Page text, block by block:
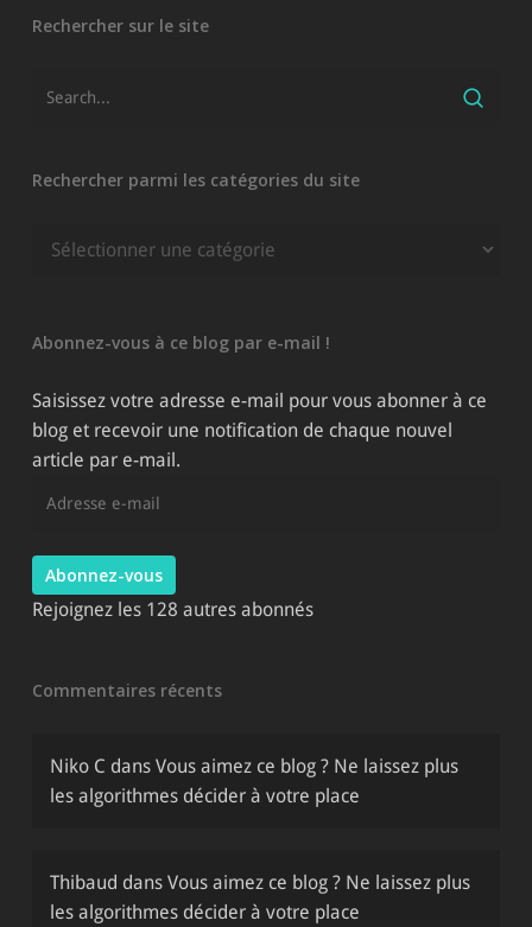
Rechercher sur le site
Rechercher parmi les catégories du site
Rechercher
du
Abonnez-vous à ce blog par e-mail !
Saisissez votre adresse e-mail pour vous abonner à ce
blog et recevoir une notification de chaque nouvel
article par e-mail.
Abonnez-vous
Rejoignez les 128 autres abonnés
Commentaires récents
Niko C dans Vous aimez ce blog ? Ne laissez plus
les algorithmes décider à votre place
Thibaud dans Vous aimez ce blog ? Ne laissez plus
les algorithmes décider à votre place